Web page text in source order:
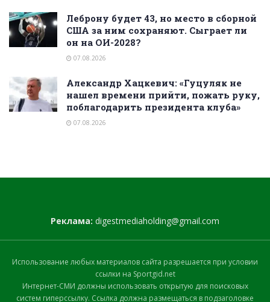
Леброну будет 43, но место в сборной
США за ним сохраняют. Сыграет ли
он на ОИ-2028?
07.08.2026
Александр Хацкевич: «Гуцуляк не
нашел времени прийти, пожать руку,
поблагодарить президента клуба»
07.08.2026
Реклама: digestmediaholding@gmail.com
Использование любых материалов сайта разрешается при условии
ссылки на Sportgid.net
Интернет-СМИ должны использовать открытую для поисковых
систем гиперссылку. Ссылка должна размещаться в подзаголовке